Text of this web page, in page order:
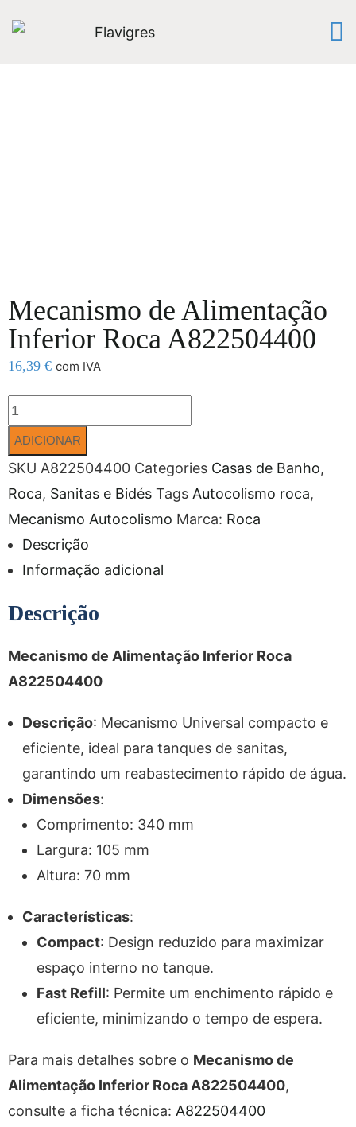
Mecanismo de Alimentação
Inferior Roca A822504400
16,39 € com IVA
ADICIONAR
SKU A822504400 Categories Casas de Banho,
Roca, Sanitas e Bidés Tags Autocolismo roca,
Mecanismo Autocolismo Marca: Roca
Descrição
Informação adicional
Descrição
Mecanismo de Alimentação Inferior Roca
A822504400
Descrição: Mecanismo Universal compacto e
eficiente, ideal para tanques de sanitas,
garantindo um reabastecimento rápido de água.
Dimensões:
Comprimento: 340 mm
Largura: 105 mm
Altura: 70 mm
Características:
Compact: Design reduzido para maximizar
espaço interno no tanque.
Fast Refill: Permite um enchimento rápido e
eficiente, minimizando o tempo de espera.
Para mais detalhes sobre o Mecanismo de
Alimentação Inferior Roca A822504400,
consulte a ficha técnica: A822504400